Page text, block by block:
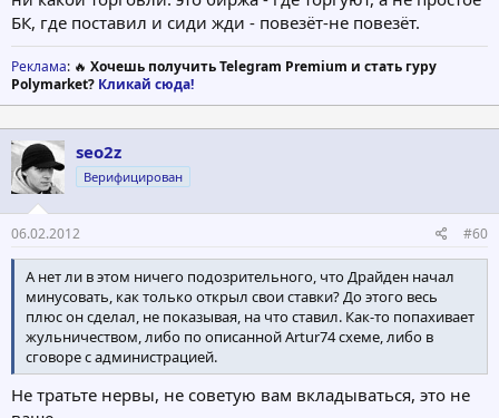
БК, где поставил и сиди жди - повезёт-не повезёт.
Реклама: 🔥 Хочешь получить Telegram Premium и стать гуру
Polymarket? Кликай сюда!
seo2z
Верифицирован
06.02.2012 #60
А нет ли в этом ничего подозрительного, что Драйден начал
минусовать, как только открыл свои ставки? До этого весь
плюс он сделал, не показывая, на что ставил. Как-то попахивает
жульничеством, либо по описанной Artur74 схеме, либо в
сговоре с администрацией.
Не тратьте нервы, не советую вам вкладываться, это не